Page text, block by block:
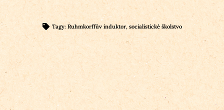
Tagy: Ruhmkorffův induktor,socialistické školstvo